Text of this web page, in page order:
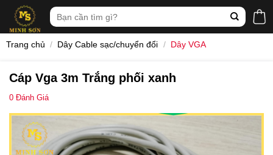
content
Tìm
kiếm:
Trang chủ / Dây Cable sạc/chuyển đổi / Dây VGA
Cáp Vga 3m Trắng phối xanh
0 Đánh Giá